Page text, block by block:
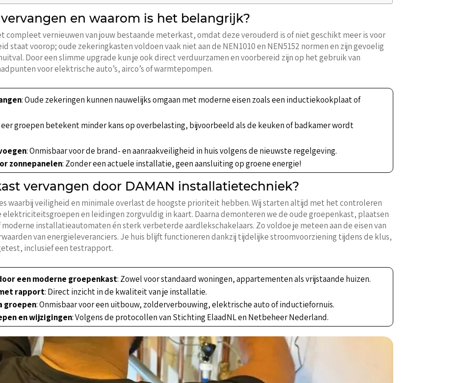
en waarom is het belangrijk?
compleet vernieuwen van jouw bestaande meterkast, omdat deze verouderd is of niet geschikt meer is voor
staat voorop; oude zekeringkasten voldoen vaak niet aan de NEN1010 en NEN5152 normen en zijn gevoelig
Door een slimme upgrade kun je ook direct verduurzamen en voorbereid zijn op het gebruik van
voor elektrische auto’s, airco’s of warmtepompen.
: Oude zekeringen kunnen nauwelijks omgaan met moderne eisen zoals een inductiekookplaat of
groepen betekent minder kans op overbelasting, bijvoorbeeld als de keuken of badkamer wordt
: Onmisbaar voor de brand- en aanraakveiligheid in huis volgens de nieuwste regelgeving.
zonnepanelen: Zonder een actuele installatie, geen aansluiting op groene energie!
vervangen door DAMAN installatietechniek?
waarbij veiligheid en minimale overlast de hoogste prioriteit hebben. Wij starten altijd met het controleren
en leidingen zorgvuldig in kaart. Daarna demonteren we de oude groepenkast, plaatsen
moderne installatieautomaten én sterk verbeterde aardlekschakelaars. Zo voldoe je meteen aan de eisen van
van energieleveranciers. Je huis blijft functioneren dankzij tijdelijke stroomvoorziening tijdens de klus,
inclusief een testrapport.
een moderne groepenkast: Zowel voor standaard woningen, appartementen als vrijstaande huizen.
rapport: Direct inzicht in de kwaliteit van je installatie.
groepen: Onmisbaar voor een uitbouw, zolderverbouwing, elektrische auto of inductiefornuis.
en wijzigingen: Volgens de protocollen van Stichting ElaadNL en Netbeheer Nederland.